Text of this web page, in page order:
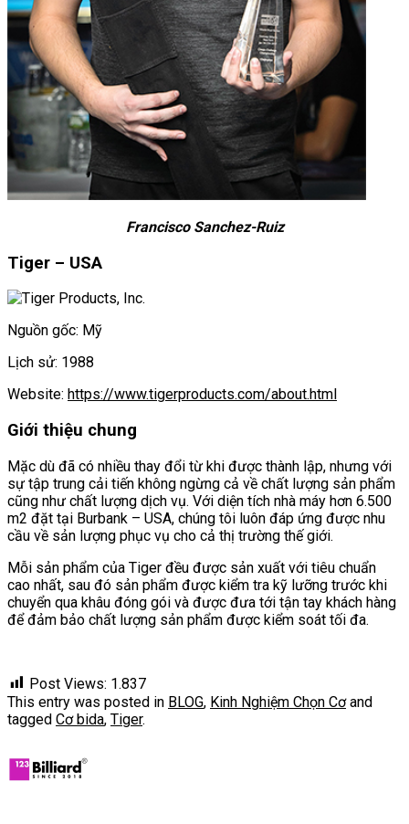
Francisco Sanchez-Ruiz
Tiger – USA
Nguồn gốc: Mỹ
Lịch sử: 1988
Website: https://www.tigerproducts.com/about.html
Giới thiệu chung
Mặc dù đã có nhiều thay đổi từ khi được thành lập, nhưng với
sự tập trung cải tiến không ngừng cả về chất lượng sản phẩm
cũng như chất lượng dịch vụ. Với diện tích nhà máy hơn 6.500
m2 đặt tại Burbank – USA, chúng tôi luôn đáp ứng được nhu
cầu về sản lượng phục vụ cho cả thị trường thế giới.
Mỗi sản phẩm của Tiger đều được sản xuất với tiêu chuẩn
cao nhất, sau đó sản phẩm được kiểm tra kỹ lưỡng trước khi
chuyển qua khâu đóng gói và được đưa tới tận tay khách hàng
để đảm bảo chất lượng sản phẩm được kiểm soát tối đa.
Post Views: 1.837
This entry was posted in BLOG, Kinh Nghiệm Chọn Cơand
tagged Cơ bida, Tiger.